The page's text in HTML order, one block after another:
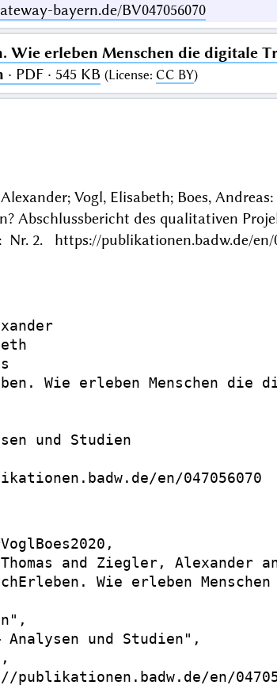
bayern.de/BV047056070
Wie erleben Menschen die digitale
· PDF · 545 KB (License: CC BY)
Vogl, Elisabeth; Boes,
Abschlussbericht des qualitativen
2. https://publikationen.badw.de/en/
Wie erleben Menschen
und Studien
en/047056070
and Ziegler, Alexander
Wie erleben
und Studien",
en/